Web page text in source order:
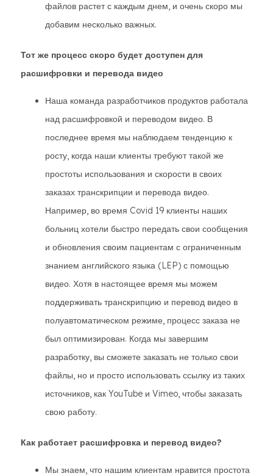
файлов растет с каждым днем, и очень скоро мы
добавим несколько важных.
Тот же процесс скоро будет доступен для
расшифровки и перевода видео
Наша команда разработчиков продуктов работала
над расшифровкой и переводом видео. В
последнее время мы наблюдаем тенденцию к
росту, когда наши клиенты требуют такой же
простоты использования и скорости в своих
заказах транскрипции и перевода видео.
Например, во время Covid 19 клиенты наших
больниц хотели быстро передать свои сообщения
и обновления своим пациентам с ограниченным
знанием английского языка (LEP) с помощью
видео. Хотя в настоящее время мы можем
поддерживать транскрипцию и перевод видео в
полуавтоматическом режиме, процесс заказа не
был оптимизирован. Когда мы завершим
разработку, вы сможете заказать не только свои
файлы, но и просто использовать ссылку из таких
источников, как YouTube и Vimeo, чтобы заказать
свою работу.
Как работает расшифровка и перевод видео?
Мы знаем, что нашим клиентам нравится простота